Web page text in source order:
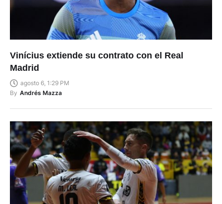
Vinícius extiende su contrato con el Real
Madrid
agosto 6, 1:29 PM
By Andrés Mazza